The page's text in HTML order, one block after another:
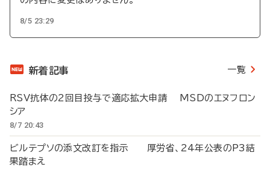
8/5 23:29
新着記事 一覧
RSV抗体の2回目投与で適応拡大申請 MSDのエヌフロン
シア
8/7 20:43
ビルテプソの添文改訂を指示 厚労省、24年公表のP3結
果踏まえ